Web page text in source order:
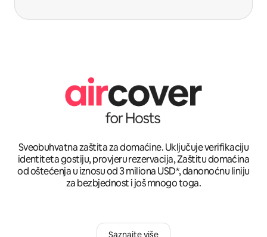
Sveobuhvatna zaštita za domaćine. Uključuje verifikaciju
identiteta gostiju, provjeru rezervacija, Zaštitu domaćina
od oštećenja u iznosu od 3 miliona USD*, danonoćnu liniju
za bezbjednost i još mnogo toga.
Saznajte više